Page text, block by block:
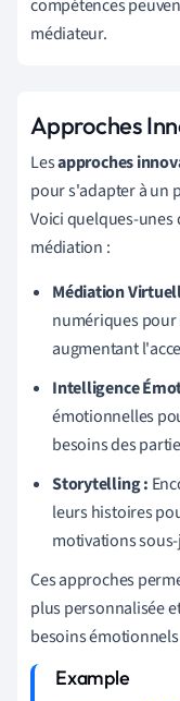
compétences
médiateur.
Approches
Lesapproches
pour s'adapter à un
Voici quelques-
médiation :
Médiation
numériques pour
augmentant
Intelligence
émotionnelles
besoins des
Storytelling :
leurs histoires
motivations
Ces approches
plus personnalisée
besoins